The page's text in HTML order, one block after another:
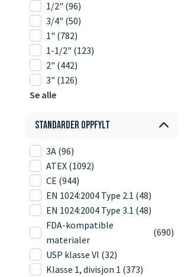
1/2" (96)
3/4" (50)
1" (782)
1-1/2" (123)
2" (442)
3" (126)
Se alle
Standarder oppfylt
3A (96)
ATEX (1092)
CE (944)
EN 1024:2004 Type 2.1 (48)
EN 1024:2004 Type 3.1 (48)
FDA-kompatible
materialer
(690)
USP klasse VI (32)
Klasse 1, divisjon 1 (373)